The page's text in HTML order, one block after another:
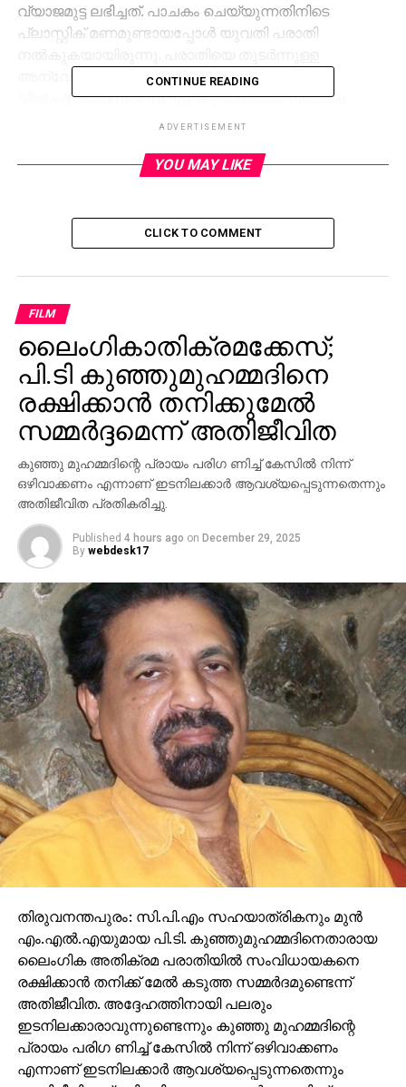
വ്യാജമുട്ട ലഭിച്ചത്. പാചകം ചെയ്യുന്നതിനിടെ
പ്ലാസ്റ്റിക് മണമുണ്ടായപ്പോള്‍ യുവതി പരാതി
അന്വേഷണത്തില്‍ ടില്‍ജാല മേഖലയിലെ
വില്‍പ്പനക്കാരനില്‍ നിന്നും കൃത്രിമമായി നിര്‍മ്മിച്ച
പ്ലാസ്റ്റിക് മുട്ടകള്‍ പിടികൂടി.
സംഭവത്തില്‍ മേയര്‍ സോവന്‍ ചതോപധ്യായ
അന്വേഷണത്തിന് ഉത്തരവിട്ടു. പ്ലാസ്റ്റിക്
നഗരത്തില്‍ ഉണ്ടാകുമെന്ന് കരുതിയിരുന്നില്ല.
സംഭവത്തില്‍ പരിശോധന കര്‍ശനമാക്കാന്‍
RELATED TOPICS: FAKE EGGS
UP NEXT
തോമസ് ചാണ്ടി മന്ത്രി; നാളെ നാലുമണിക്ക്
സത്യപ്രതിജ്ഞ
DON'T MISS
ചാനലിന്റെ ഖേദപ്രകടനം; ശശീന്ദ്രന്‍ മന്ത്രിയായി
തിരികെയെത്താന്‍ സാധ്യത
CONTINUE READING
ADVERTISEMENT
YOU MAY LIKE
CLICK TO COMMENT
FILM
ലൈംഗികാതിക്രമക്കേസ്;
പി.ടി കുഞ്ഞുമുഹമ്മദിനെ
രക്ഷിക്കാന്‍ തനിക്കുമേല്‍
സമ്മര്‍ദ്ദമെന്ന് അതിജീവിത
കുഞ്ഞു മുഹമ്മദിന്റെ പ്രായം പരിഗ ണിച്ച് കേസില്‍ നിന്ന്
ഒഴിവാക്കണം എന്നാണ് ഇടനിലക്കാര്‍ ആവശ്യപ്പെടുന്നതെന്നും
അതിജീവിത പ്രതികരിച്ചു.
Published 4 hours ago on December 29, 2025
By webdesk17
തിരുവനന്തപുരം: സി.പി.എം സഹയാത്രികനും മുന്‍
എം.എല്‍.എയുമായ പി.ടി. കുഞ്ഞുമുഹമ്മദിനെതാരായ
ലൈംഗിക അതിക്രമ പരാതിയില്‍ സംവിധായകനെ
രക്ഷിക്കാന്‍ തനിക്ക് മേല്‍ കടുത്ത സമ്മര്‍ദമുണ്ടെന്ന്
അതിജീവിത. അദ്ദേഹത്തിനായി പലരും
ഇടനിലക്കാരാവുന്നുണ്ടെന്നും കുഞ്ഞു മുഹമ്മദിന്റെ
പ്രായം പരിഗ ണിച്ച് കേസില്‍ നിന്ന് ഒഴിവാക്കണം
എന്നാണ് ഇടനിലക്കാര്‍ ആവശ്യപ്പെടുന്നതെന്നും